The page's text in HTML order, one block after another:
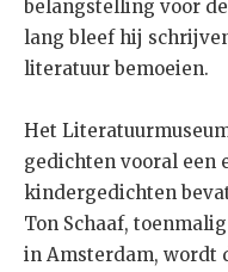
belangstelling voor
lang bleef hij
literatuur bemoeien.
Het
gedichten vooral een
kindergedichten
Ton Schaaf,
in Amsterdam, wordt